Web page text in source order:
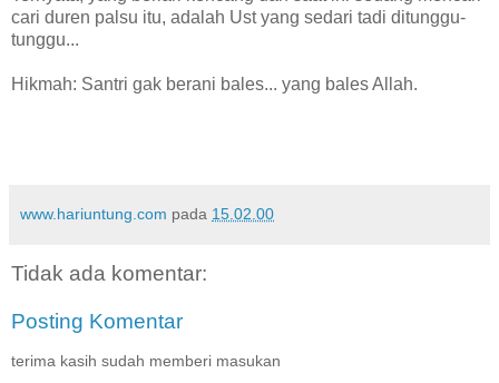
cari duren palsu itu, adalah Ust yang sedari tadi ditunggu-
tunggu...
Hikmah: Santri gak berani bales... yang bales Allah.
www.hariuntung.com pada 15.02.00
Tidak ada komentar:
Posting Komentar
terima kasih sudah memberi masukan